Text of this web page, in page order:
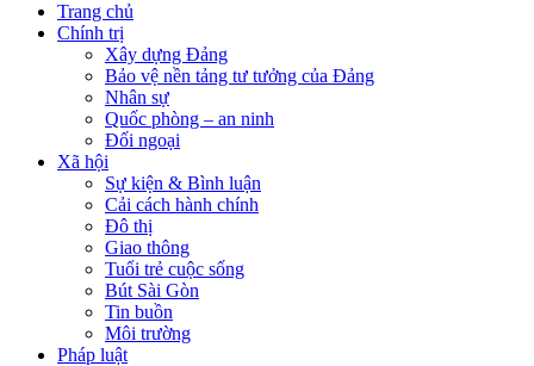
Trang chủ
Chính trị
Xây dựng Đảng
Bảo vệ nền tảng tư tưởng của Đảng
Nhân sự
Quốc phòng – an ninh
Đối ngoại
Xã hội
Sự kiện & Bình luận
Cải cách hành chính
Đô thị
Giao thông
Tuổi trẻ cuộc sống
Bút Sài Gòn
Tin buồn
Môi trường
Pháp luật